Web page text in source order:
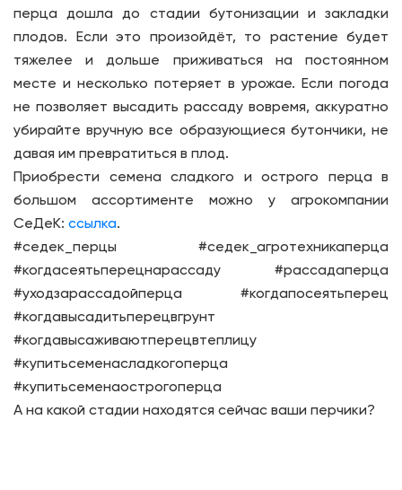
перца дошла до стадии бутонизации и закладки
плодов. Если это произойдёт, то растение будет
тяжелее и дольше приживаться на постоянном
месте и несколько потеряет в урожае. Если погода
не позволяет высадить рассаду вовремя, аккуратно
убирайте вручную все образующиеся бутончики, не
давая им превратиться в плод.
Приобрести семена сладкого и острого перца в
большом ассортименте можно у агрокомпании
СеДеК: ссылка.
#седек_перцы #седек_агротехникаперца
#когдасеятьперецнарассаду #рассадаперца
#уходзарассадойперца #когдапосеятьперец
#когдавысадитьперецвгрунт
#когдавысаживаютперецвтеплицу
#купитьсеменасладкогоперца
#купитьсеменаострогоперца
А на какой стадии находятся сейчас ваши перчики?